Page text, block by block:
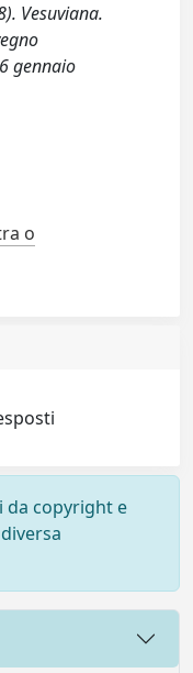
Vesuviana.
gennaio
o
da copyright e